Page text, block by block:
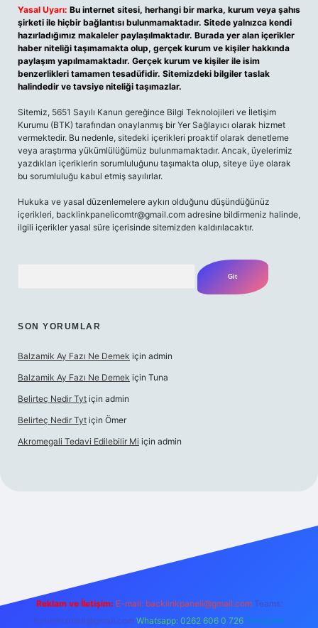
Yasal Uyarı: Bu internet sitesi, herhangi bir marka, kurum veya şahıs
şirketi ile hiçbir bağlantısı bulunmamaktadır. Sitede yalnızca kendi
hazırladığımız makaleler paylaşılmaktadır. Burada yer alan içerikler
haber niteliği taşımamakta olup, gerçek kurum ve kişiler hakkında
paylaşım yapılmamaktadır. Gerçek kurum ve kişiler ile isim
benzerlikleri tamamen tesadüfidir. Sitemizdeki bilgiler taslak
halindedir ve tavsiye niteliği taşımazlar.
Sitemiz, 5651 Sayılı Kanun gereğince Bilgi Teknolojileri ve İletişim
Kurumu (BTK) tarafından onaylanmış bir Yer Sağlayıcı olarak hizmet
vermektedir. Bu nedenle, sitedeki içerikleri proaktif olarak denetleme
veya araştırma yükümlülüğümüz bulunmamaktadır. Ancak, üyelerimiz
yazdıkları içeriklerin sorumluluğunu taşımakta olup, siteye üye olarak
bu sorumluluğu kabul etmiş sayılırlar.
Hukuka ve yasal düzenlemelere aykırı olduğunu düşündüğünüz
içerikleri, backlinkpanelicomtr@gmail.com adresine bildirmeniz halinde,
ilgili içerikler yasal süre içerisinde sitemizden kaldırılacaktır.
SON YORUMLAR
Balzamik Ay Fazı Ne Demek için admin
Balzamik Ay Fazı Ne Demek için Tuna
Belirteç Nedir Tyt için admin
Belirteç Nedir Tyt için Ömer
Akromegali Tedavi Edilebilir Mi için admin
Reklam ve İletişim: E-mail: backlinkpaneli@gmail.com Teams:
forumhizmeti@gmail.com Whatsapp: 0262 606 0 726 Telegram: